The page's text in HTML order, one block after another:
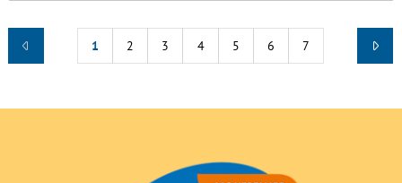
1 2 3 4 5 6 7